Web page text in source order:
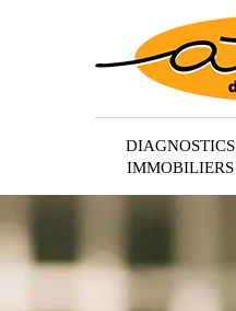
DIAGNOSTICS
IMMOBILIERS